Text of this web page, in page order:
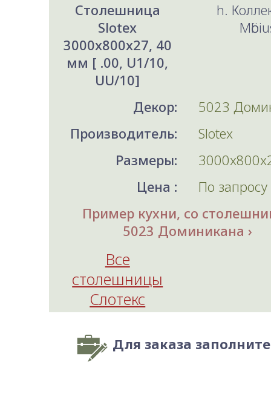
Столешница
Slotex
3000x800x27, 40
мм [ .00, U1/10,
UU/10]
h.
Декор:
5023
Производитель:
Slotex
Размеры:
Цена :
По запросу
Пример кухни, со
5023 Доминикана
Все
столешницы
Слотекс
Для заказа